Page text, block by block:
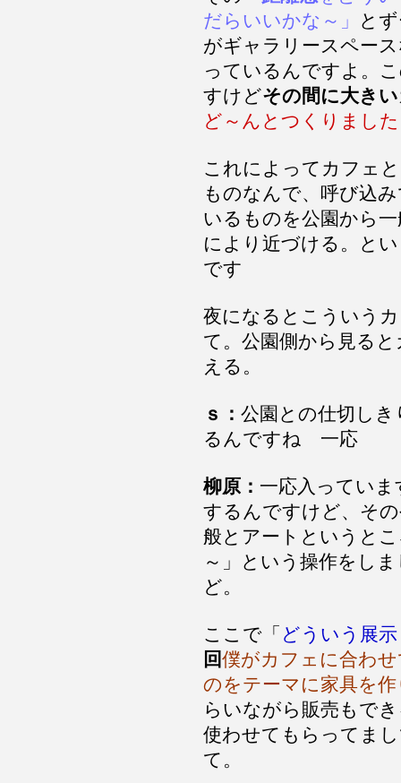
だらいいかな～」
と
がギャラリースペー
っているんですよ。
すけどその間に大き
ど～んとつくりました
これによってカフェ
ものなんで、呼び込
いるものを公園から
により近づける。と
です
夜になるとこういう
て。公園側から見る
える。
ｓ： 公園との仕切し
るんですね 一応
柳原： 一応入ってい
するんですけど、そ
般とアートというと
～」という操作をし
ど。
ここで「 どういう展
回僕がカフェに合わ
のをテーマに家具を
らいながら販売もで
使わせてもらってま
て。